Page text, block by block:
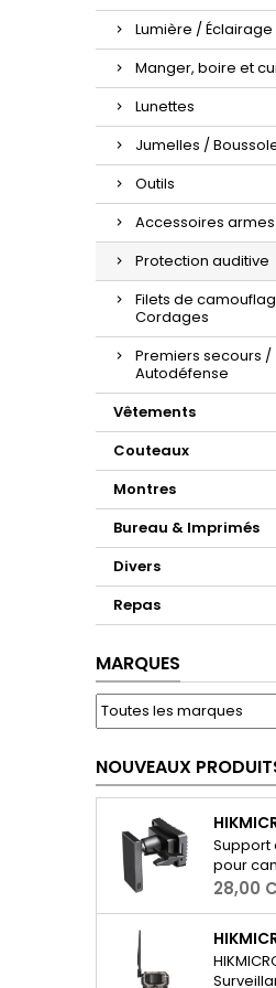
Lumière / Éclairage
Manger, boire et
Lunettes
Jumelles /
Outils
Accessoires armes
Protection auditive
Filets de
Cordages
Premiers secours /
Autodéfense
Vêtements
Couteaux
Montres
Bureau & Imprimés
Divers
Repas
MARQUES
NOUVEAUX
Support
pour
chasse
de
précise
28,00